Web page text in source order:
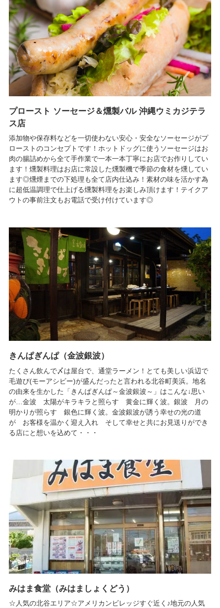
プロースト ソーセージ＆燻製バル 沖縄ウミカジテラ
ス店
添加物や保存料などを一切使わない安心・安全なソーセージがプ
ローストのコンセプトです！ホットドッグに使うソーセージはお
肉の腸詰めから全て手作業で一本一本丁寧にお店でお作りしてい
ます！燻製料理はお店に常設した燻製機で季節の食材を燻してい
ます◎燻煙までの下処理も全て店内仕込み！素材の味を活かす為
に超低温調理で仕上げる燻製料理をお楽しみ頂けます！テイクア
ウトの事前注文もお電話で受け付けています◎
きんぱぎんぱ（金波銀波）
たくさん飲んで〆は屋台で、通堂ラーメン！とても美しい浜辺で
毛遊び(モーアシビー)が盛んだったと言われる北谷町美浜。地名
の由来を生かした「きんぱぎんぱ～金波銀波～」はこんな↓思い
が…金波 太陽がキラキラと照らす 黄金に輝く波。銀波 月の
明かりが照らす 銀色に輝く波。金波銀波が誘う幸せの光の道
が お客様を温かく迎え入れ そして幸せと共にお見送りができ
る店にと想いを込めて・・・
みはま食堂（みはましょくどう）
☆人気の北谷エリア☆アメリカンビレッジすぐ近く♪地元の人気